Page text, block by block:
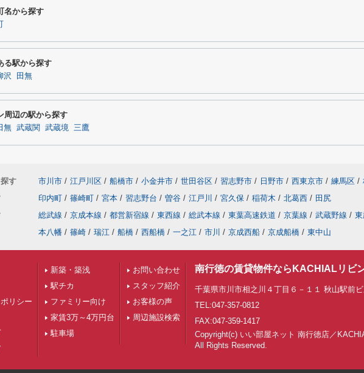
名から探す
る駅から探す
沢 田無
周辺の駅から探す
無 武蔵関 武蔵境 三鷹
す 市川市 / 江戸川区 / 船橋市 / 小金井市 / 世田谷区 / 習志野市 / 日野市 / 西東京市 / 練馬区 /
印内町 / 篠崎町 / 宮本 / 習志野台 / 曽谷 / 江戸川 / 宮久保 / 稲荷木 / 北葛西 / 田尻
総武線 / 京成本線 / 都営新宿線 / 東西線 / 総武本線 / 東葉高速鉄道 / 京葉線 / 武蔵野線 /
本八幡 / 篠崎 / 瑞江 / 船橋 / 西船橋 / 一之江 / 市川 / 京成西船 / 京成船橋 / 東中山
リシー
新築・築浅
駅チカ
ファミリー向け
家賃3万～4万円台
駐車場
お問い合わせ
スタッフ紹介
お客様の声
周辺施設検索
南行徳の賃貸物件ならKACHIALリビ
千葉県市川市相之川４丁目６－１１ 秋山駅前
TEL:047-357-0812
FAX:047-359-1417
Copyright(c) いい部屋ネット 南行徳店／
All Rights Reserved.